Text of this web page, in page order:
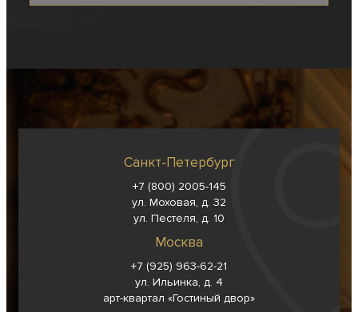
Санкт-Петербург
+7 (800) 2005-145
ул. Моховая, д. 32
ул. Пестеля, д. 10
Москва
+7 (925) 963-62-21
ул. Ильинка, д. 4
арт-квартал «Гостиный двор»